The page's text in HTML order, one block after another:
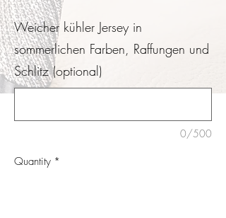
Weicher kühler Jersey in
sommerlichen Farben, Raffungen und
Schlitz (optional)
0/500
Quantity *